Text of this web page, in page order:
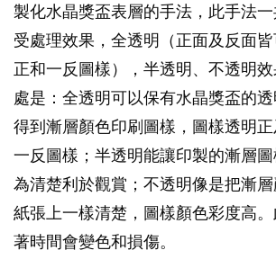
製化水晶獎盃表層的手法，此手法
受處理效果，全透明（正面及反面
正和一反圖樣），半透明、不透明
處是：全透明可以保有水晶獎盃的
得到漸層顏色印刷圖樣，圖樣透明
一反圖樣；半透明能讓印製的漸層
為清楚利於觀賞；不透明像是把漸
紙張上一樣清楚，圖樣顏色彩度高
著時間會變色和損傷。